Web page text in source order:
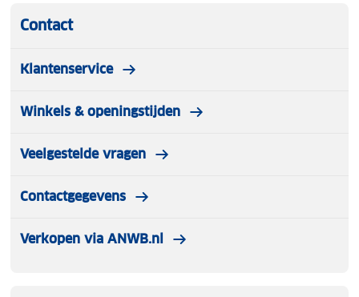
Contact
Klantenservice
Winkels & openingstijden
Veelgestelde vragen
Contactgegevens
Verkopen via ANWB.nl